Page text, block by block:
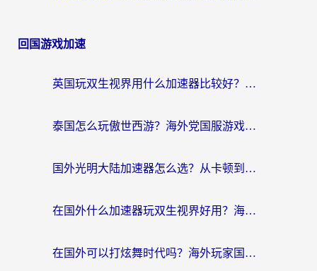
回国游戏加速
英国玩双生视界用什么加速器比较好？海外党亲测有效的国服游戏加速方案
泰国怎么玩傲世西游？海外党国服游戏加速终极攻略（附光明大陆量子特攻实测）
国外光明大陆加速器怎么选？从卡顿到丝滑的终极指南（含德国玩走开外星人墨西哥玩俄罗斯方块技巧）
在国外什么加速器玩双生视界好用？海外党亲测不踩坑的终极指南
在国外可以打炫舞时代吗？海外玩家国服游戏加速全攻略（附实测推荐）